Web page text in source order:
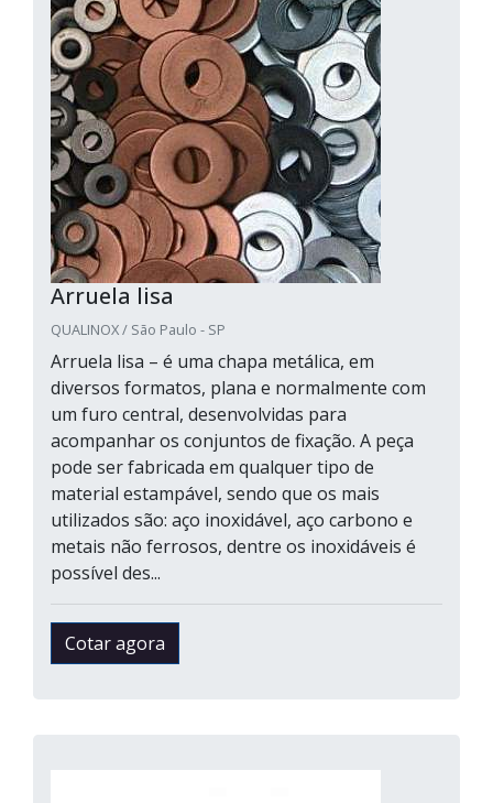
Arruela lisa
QUALINOX / São Paulo - SP
Arruela lisa – é uma chapa metálica, em
diversos formatos, plana e normalmente com
um furo central, desenvolvidas para
acompanhar os conjuntos de fixação. A peça
pode ser fabricada em qualquer tipo de
material estampável, sendo que os mais
utilizados são: aço inoxidável, aço carbono e
metais não ferrosos, dentre os inoxidáveis é
possível des...
Cotar agora